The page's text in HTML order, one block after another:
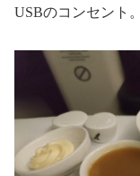
USBのコンセント。